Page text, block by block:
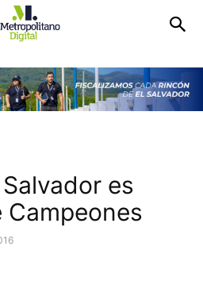
es
Campeones